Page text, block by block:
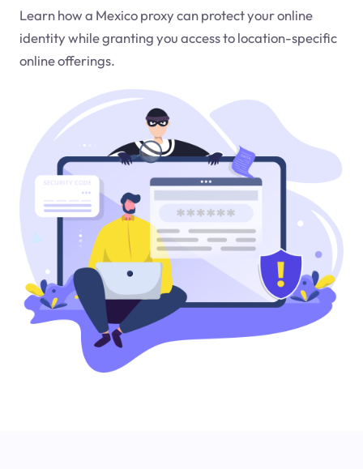
Learn how a Mexico proxy can protect your online
identity while granting you access to location-specific
online offerings.